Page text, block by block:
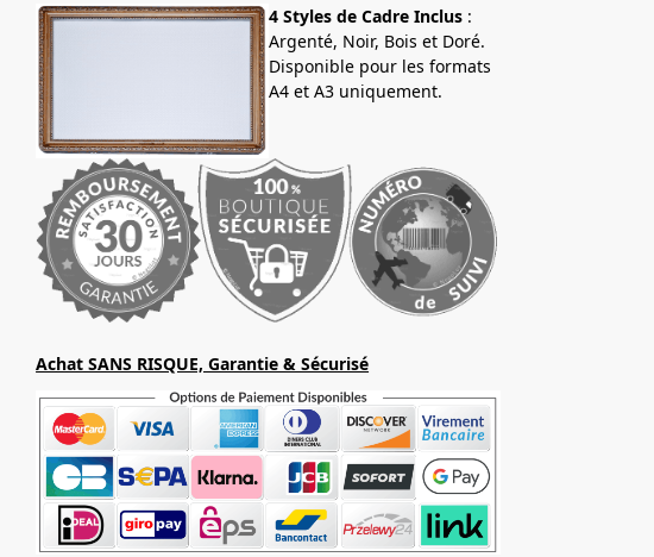
4 Styles de Cadre Inclus:
Argenté, Noir, Bois et Doré.
Disponible pour les formats
A4 et A3 uniquement.
Achat SANS RISQUE, Garantie & Sécurisé